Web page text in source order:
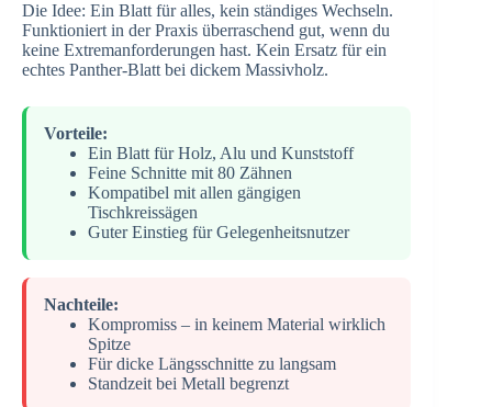
Die Idee: Ein Blatt für alles, kein ständiges Wechseln.
Funktioniert in der Praxis überraschend gut, wenn du
keine Extremanforderungen hast. Kein Ersatz für ein
echtes Panther-Blatt bei dickem Massivholz.
Vorteile:
Ein Blatt für Holz, Alu und Kunststoff
Feine Schnitte mit 80 Zähnen
Kompatibel mit allen gängigen
Tischkreissägen
Guter Einstieg für Gelegenheitsnutzer
Nachteile:
Kompromiss – in keinem Material wirklich
Spitze
Für dicke Längsschnitte zu langsam
Standzeit bei Metall begrenzt